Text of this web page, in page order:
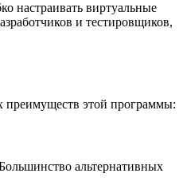
настраивать виртуальные
и тестировщиков,
преимуществ этой программы:
альтернативных